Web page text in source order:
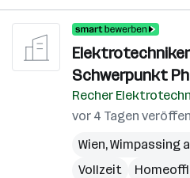
Schwerpunkt
Recher
vor 4 Tagen
Wien,Wimpassing
Vollzeit